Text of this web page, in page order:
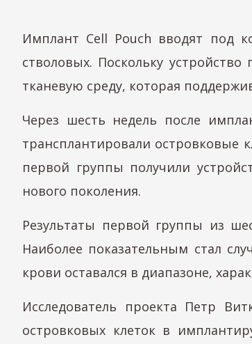
Имплант Cell Pouch вводят под
стволовых. Поскольку
тканевую среду, которая
Через шесть недель после
трансплантировали островковые
первой группы получили
нового поколения.
Результаты первой группы из
Наиболее показательным стал
крови оставался в диапазоне,
Исследователь проекта Петр
островковых клеток в